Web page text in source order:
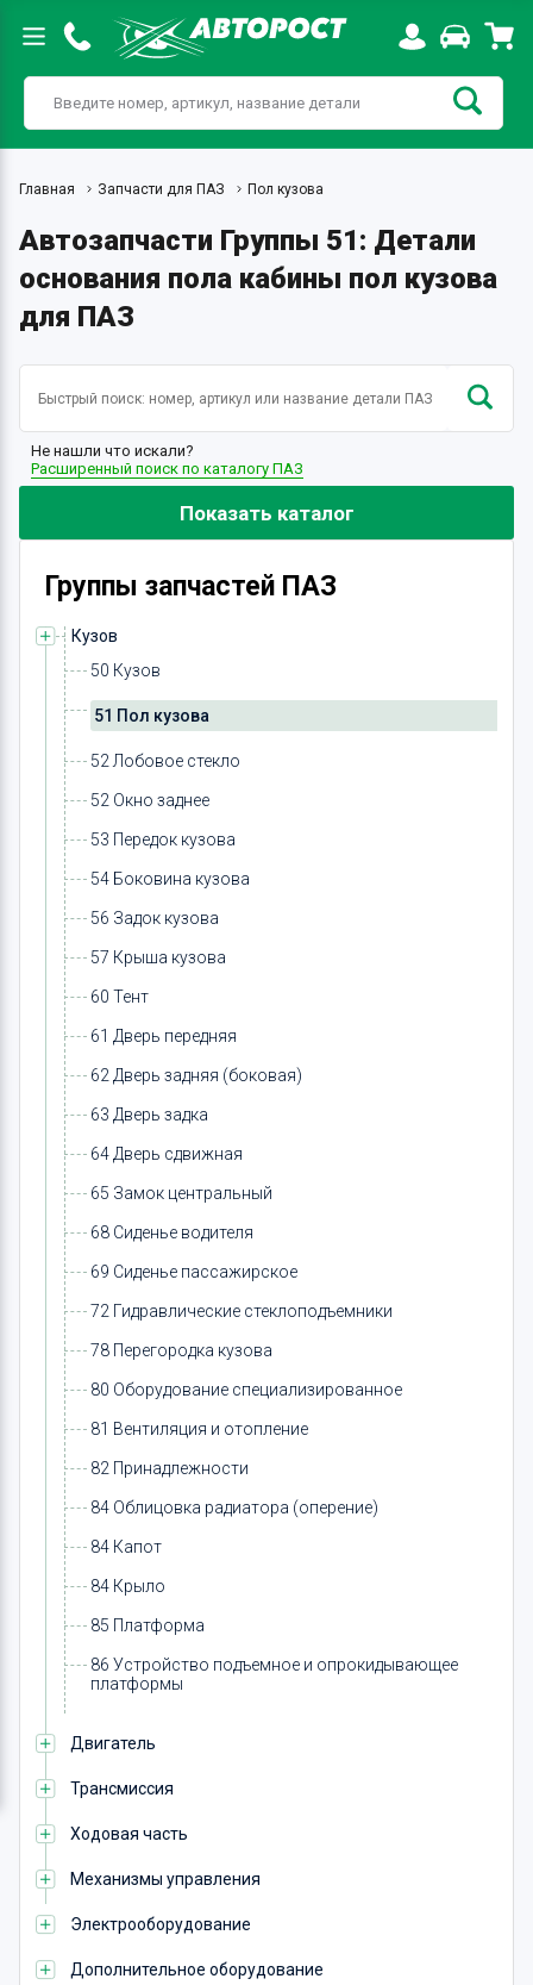
Главная Запчасти для ПАЗ Пол кузова
Автозапчасти Группы 51: Детали
основания пола кабины пол кузова
для ПАЗ
Не нашли что искали?
Расширенный поиск по каталогу ПАЗ
Показать каталог
Группы запчастей ПАЗ
Кузов
50 Кузов
51 Пол кузова
52 Лобовое стекло
52 Окно заднее
53 Передок кузова
54 Боковина кузова
56 Задок кузова
57 Крыша кузова
60 Тент
61 Дверь передняя
62 Дверь задняя (боковая)
63 Дверь задка
64 Дверь сдвижная
65 Замок центральный
68 Сиденье водителя
69 Сиденье пассажирское
72 Гидравлические стеклоподъемники
78 Перегородка кузова
80 Оборудование специализированное
81 Вентиляция и отопление
82 Принадлежности
84 Облицовка радиатора (оперение)
84 Капот
84 Крыло
85 Платформа
86 Устройство подъемное и опрокидывающее
платформы
Двигатель
Трансмиссия
Ходовая часть
Механизмы управления
Электрооборудование
Дополнительное оборудование